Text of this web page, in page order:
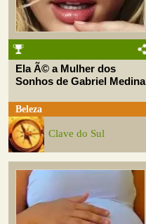
Ela Ã© a Mulher dos
Sonhos de Gabriel Medina
Beleza
Clave do Sul